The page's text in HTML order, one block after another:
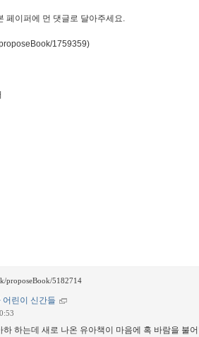
페이퍼에 먼 댓글로 달아주세요.
1759359)
proposeBook/5182714
린이 신간들
하는데 새로 나온 유아책이 마음에 혹 바람을 불